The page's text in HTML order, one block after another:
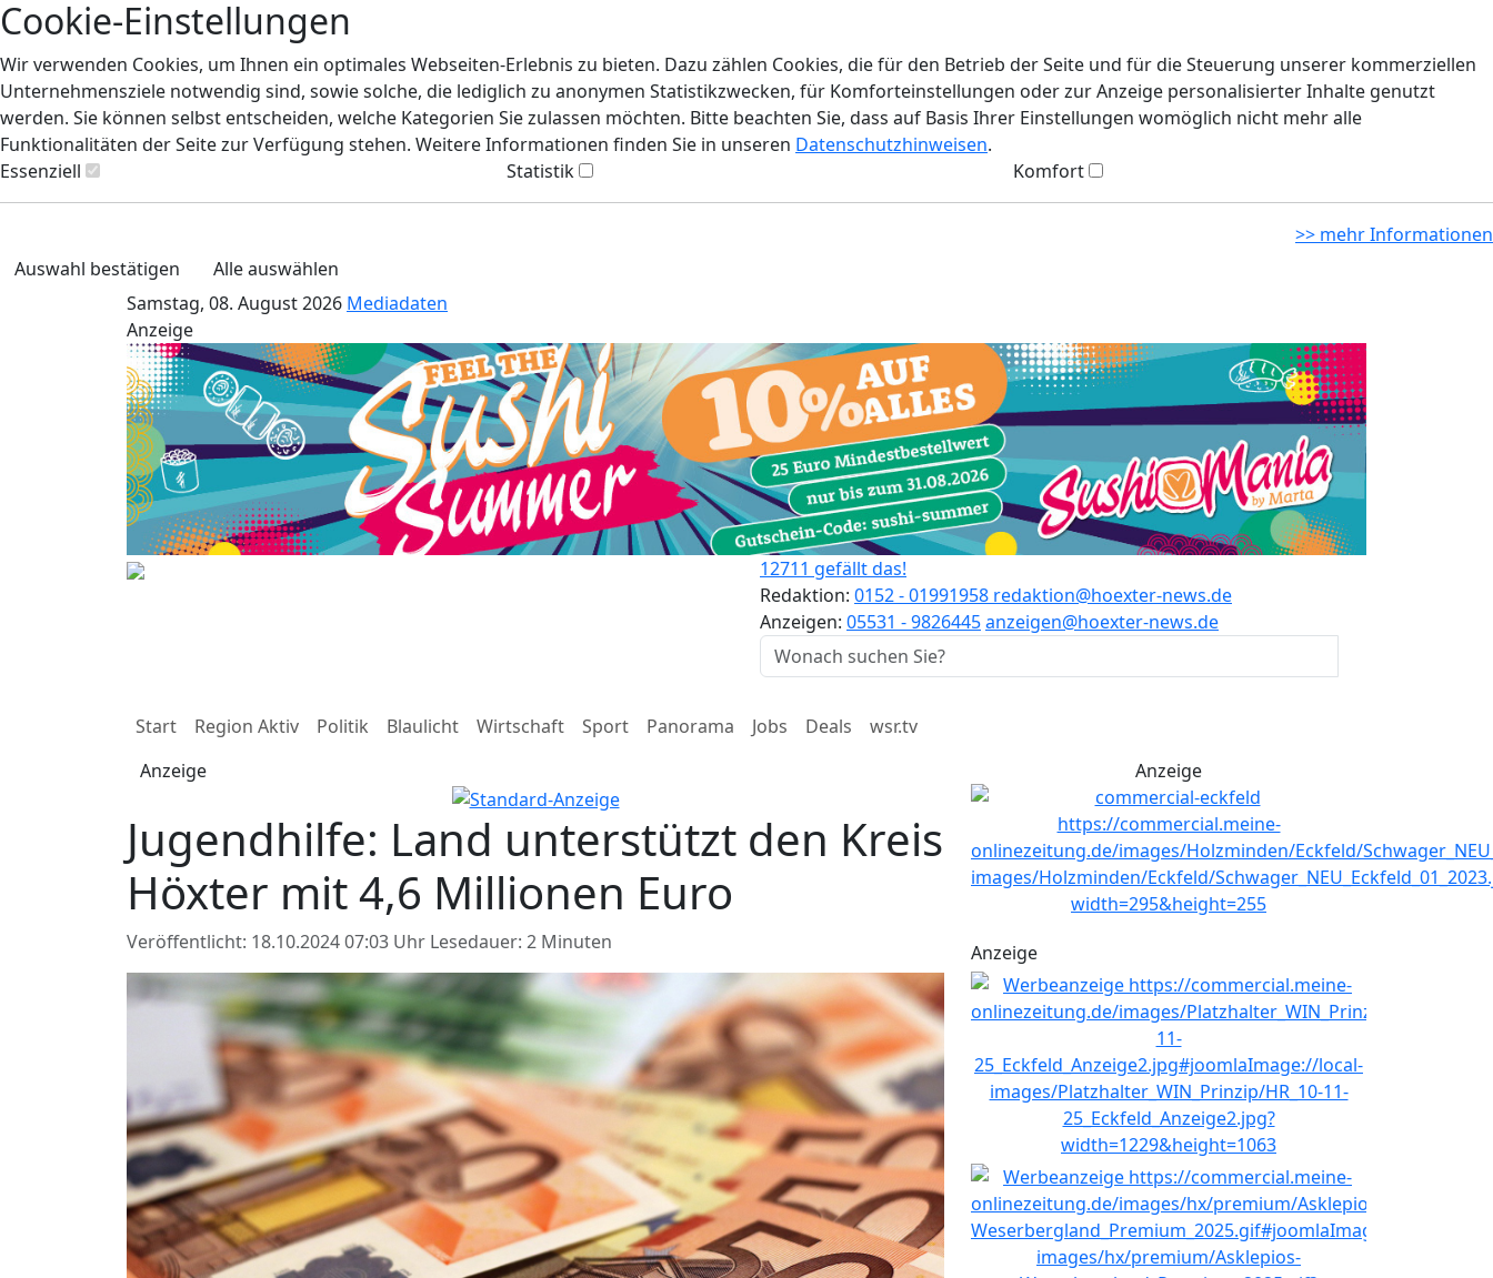
Cookie-Einstellungen
Wir verwenden Cookies, um Ihnen ein optimales Webseiten-Erlebnis zu bieten. Dazu zählen Cookies, die für den Betrieb der Seite und für die Steuerung unserer kommerziellen
Unternehmensziele notwendig sind, sowie solche, die lediglich zu anonymen Statistikzwecken, für Komforteinstellungen oder zur Anzeige personalisierter Inhalte genutzt
werden. Sie können selbst entscheiden, welche Kategorien Sie zulassen möchten. Bitte beachten Sie, dass auf Basis Ihrer Einstellungen womöglich nicht mehr alle
Funktionalitäten der Seite zur Verfügung stehen. Weitere Informationen finden Sie in unseren Datenschutzhinweisen.
Essenziell
Statistik Komfort
>> mehr Informationen
Auswahl bestätigen
Alle auswählen
Samstag, 08. August 2026 Mediadaten
Anzeige
12711 gefällt das!
Redaktion: 0152 - 01991958 redaktion@hoexter-news.de
Anzeigen: 05531 - 9826445anzeigen@hoexter-news.de
Start Region Aktiv Politik Blaulicht Wirtschaft Sport Panorama Jobs Deals
wsr.tv
Anzeige
Jugendhilfe: Land unterstützt den Kreis
Höxter mit 4,6 Millionen Euro
Veröffentlicht: 18.10.2024 07:03 Uhr Lesedauer: 2 Minuten
Anzeige
Anzeige